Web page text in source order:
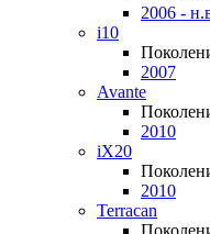
2006 -
i10
2007
Avante
2010
iX20
2010
Terracan